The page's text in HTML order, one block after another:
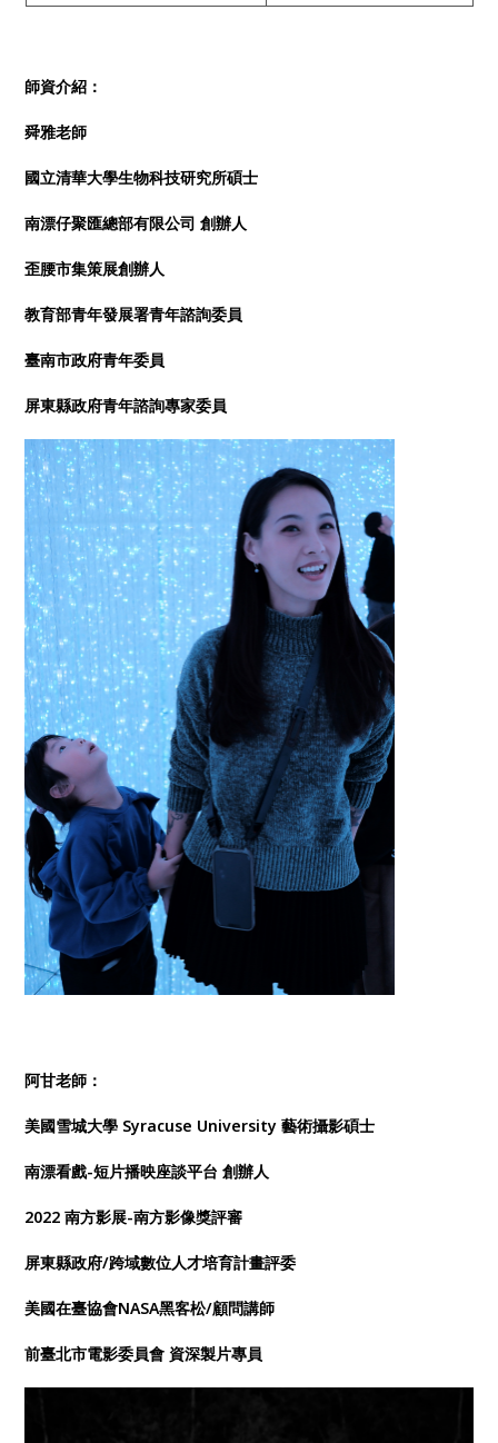
師資介紹：
舜雅老師
國立清華大學生物科技研究所碩士
南漂仔聚匯總部有限公司 創辦人
歪腰市集策展創辦人
教育部青年發展署青年諮詢委員
臺南市政府青年委員
屏東縣政府青年諮詢專家委員
阿甘老師：
美國雪城大學 Syracuse University 藝術攝影碩士
南漂看戲-短片播映座談平台 創辦人
2022 南方影展-南方影像獎評審
屏東縣政府/跨域數位人才培育計畫評委
美國在臺協會NASA黑客松/顧問講師
前臺北市電影委員會 資深製片專員